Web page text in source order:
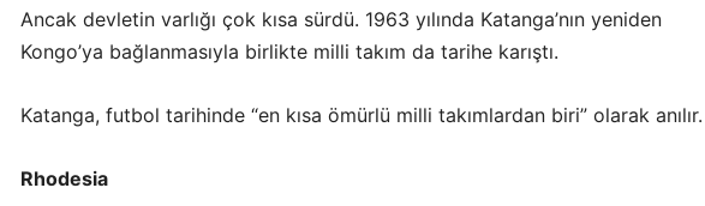
Ancak devletin varlığı çok kısa sürdü. 1963 yılında Katanga’nın yeniden
Kongo’ya bağlanmasıyla birlikte milli takım da tarihe karıştı.
Katanga, futbol tarihinde “en kısa ömürlü milli takımlardan biri” olarak anılır.
Rhodesia